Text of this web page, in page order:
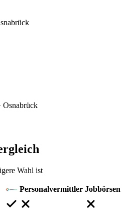
Osnabrück
Wahl ist
Personalvermittler Jobbörsen